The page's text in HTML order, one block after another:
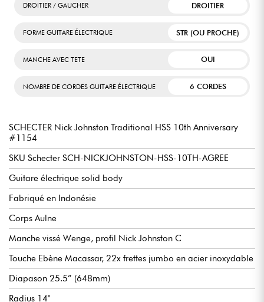
DROITIER / GAUCHER DROITIER
FORME GUITARE ÉLECTRIQUE STR (OU PROCHE)
MANCHE AVEC TETE OUI
NOMBRE DE CORDES GUITARE ÉLECTRIQUE 6 CORDES
SCHECTER Nick Johnston Traditional HSS 10th Anniversary
#1154
SKU Schecter SCH-NICKJOHNSTON-HSS-10TH-AGREE
Guitare électrique solid body
Fabriqué en Indonésie
Corps Aulne
Manche vissé Wenge, profil Nick Johnston C
Touche Ebène Macassar, 22x frettes jumbo en acier inoxydable
Diapason 25.5” (648mm)
Radius 14"